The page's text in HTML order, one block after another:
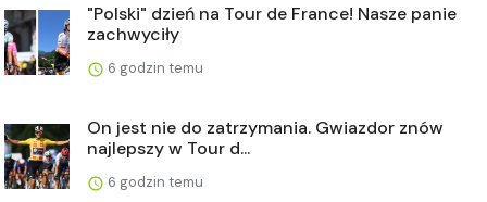
"Polski" dzień na Tour de France! Nasze panie
zachwyciły
6 godzin temu
On jest nie do zatrzymania. Gwiazdor znów
najlepszy w Tour d...
6 godzin temu